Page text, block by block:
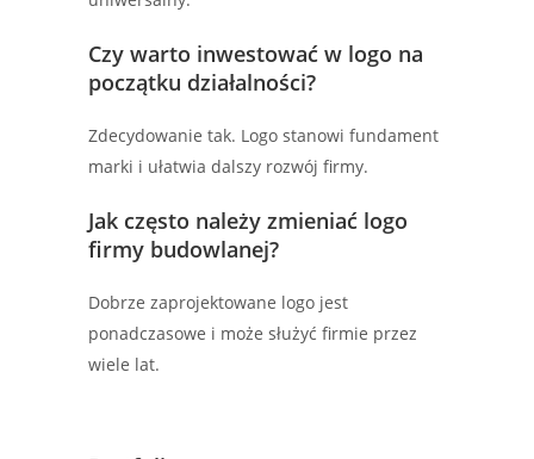
Czy warto inwestować w logo na
początku działalności?
Zdecydowanie tak. Logo stanowi fundament
marki i ułatwia dalszy rozwój firmy.
Jak często należy zmieniać logo
firmy budowlanej?
Dobrze zaprojektowane logo jest
ponadczasowe i może służyć firmie przez
wiele lat.